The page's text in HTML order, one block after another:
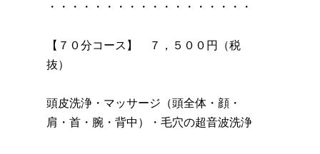
・・・・・・・・・・・・・・・・・・
【７０分コース】 ７，５００円（税
抜）
頭皮洗浄・マッサージ（頭全体・顔・
肩・首・腕・背中）・毛穴の超音波洗浄